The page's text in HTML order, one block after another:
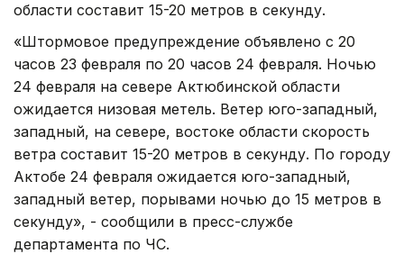
области составит 15-20 метров в секунду.
«Штормовое предупреждение объявлено с 20
часов 23 февраля по 20 часов 24 февраля. Ночью
24 февраля на севере Актюбинской области
ожидается низовая метель. Ветер юго-западный,
западный, на севере, востоке области скорость
ветра составит 15-20 метров в секунду. По городу
Актобе 24 февраля ожидается юго-западный,
западный ветер, порывами ночью до 15 метров в
секунду», - сообщили в пресс-службе
департамента по ЧС.